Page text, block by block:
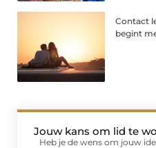
Contact
begint
Jouw kans om lid te
Heb je de wens om jouw